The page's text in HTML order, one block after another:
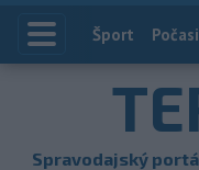
Index
Šport
Spravodajský